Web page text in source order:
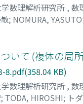
数理解析研究所 , 数
; NOMURA,
いて (複体の局
8.pdf(358.04 KB)
数理解析研究所 , 数
; TODA, HIROSHI; ト